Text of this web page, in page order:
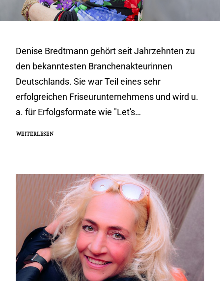
Denise Bredtmann gehört seit Jahrzehnten zu
den bekanntesten Branchenakteurinnen
Deutschlands. Sie war Teil eines sehr
erfolgreichen Friseurunternehmens und wird u.
a. für Erfolgsformate wie "Let's…
WEITERLESEN